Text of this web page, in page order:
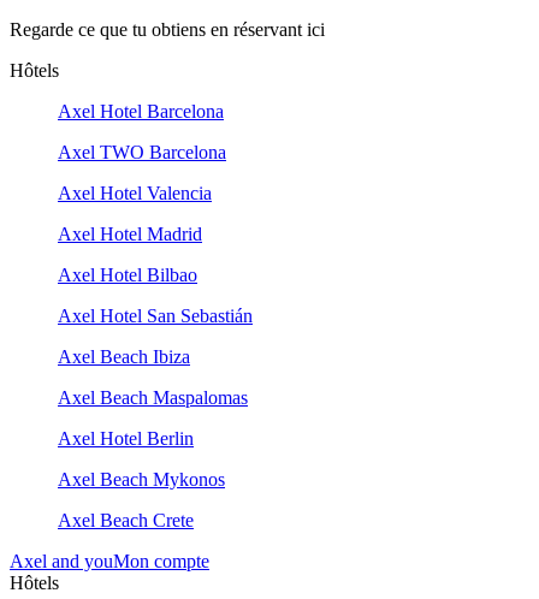
Regarde ce que tu obtiens en réservant ici
Hôtels
Axel Hotel Barcelona
Axel TWO Barcelona
Axel Hotel Valencia
Axel Hotel Madrid
Axel Hotel Bilbao
Axel Hotel San Sebastián
Axel Beach Ibiza
Axel Beach Maspalomas
Axel Hotel Berlin
Axel Beach Mykonos
Axel Beach Crete
Axel and youMon compte
Hôtels